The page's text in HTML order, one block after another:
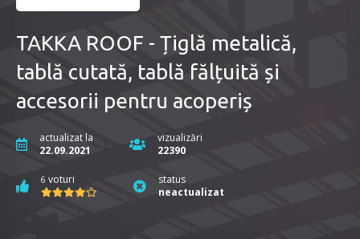
TAKKA ROOF - Țiglă metalică,
tablă cutată, tablă fălțuită și
accesorii pentru acoperiș
actualizat la
22.09.2021
vizualizări
22390
6 voturi
status
neactualizat